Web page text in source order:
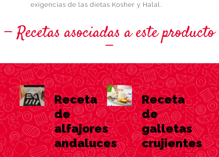
exigencias de las dietas Kosher y Halal.
Recetas asociadas a este producto
Receta
de
alfajores
andaluces
Receta
de
galletas
crujientes